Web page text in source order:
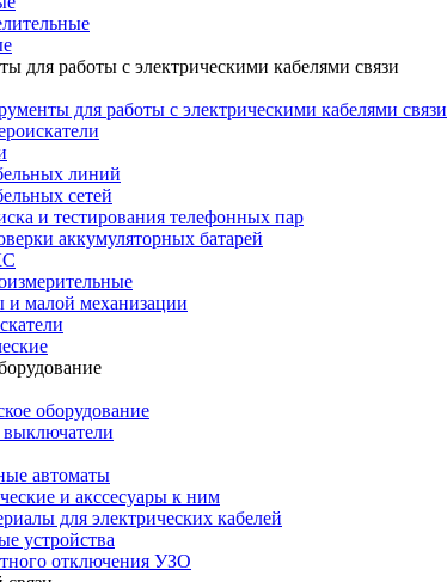
для работы с электрическими кабелями связи
для работы с электрическими кабелями связи
линий
сетей
и тестирования телефонных пар
аккумуляторных батарей
и малой механизации
оборудование
автоматы
и акссесуары к ним
для электрических кабелей
устройства
отключения УЗО